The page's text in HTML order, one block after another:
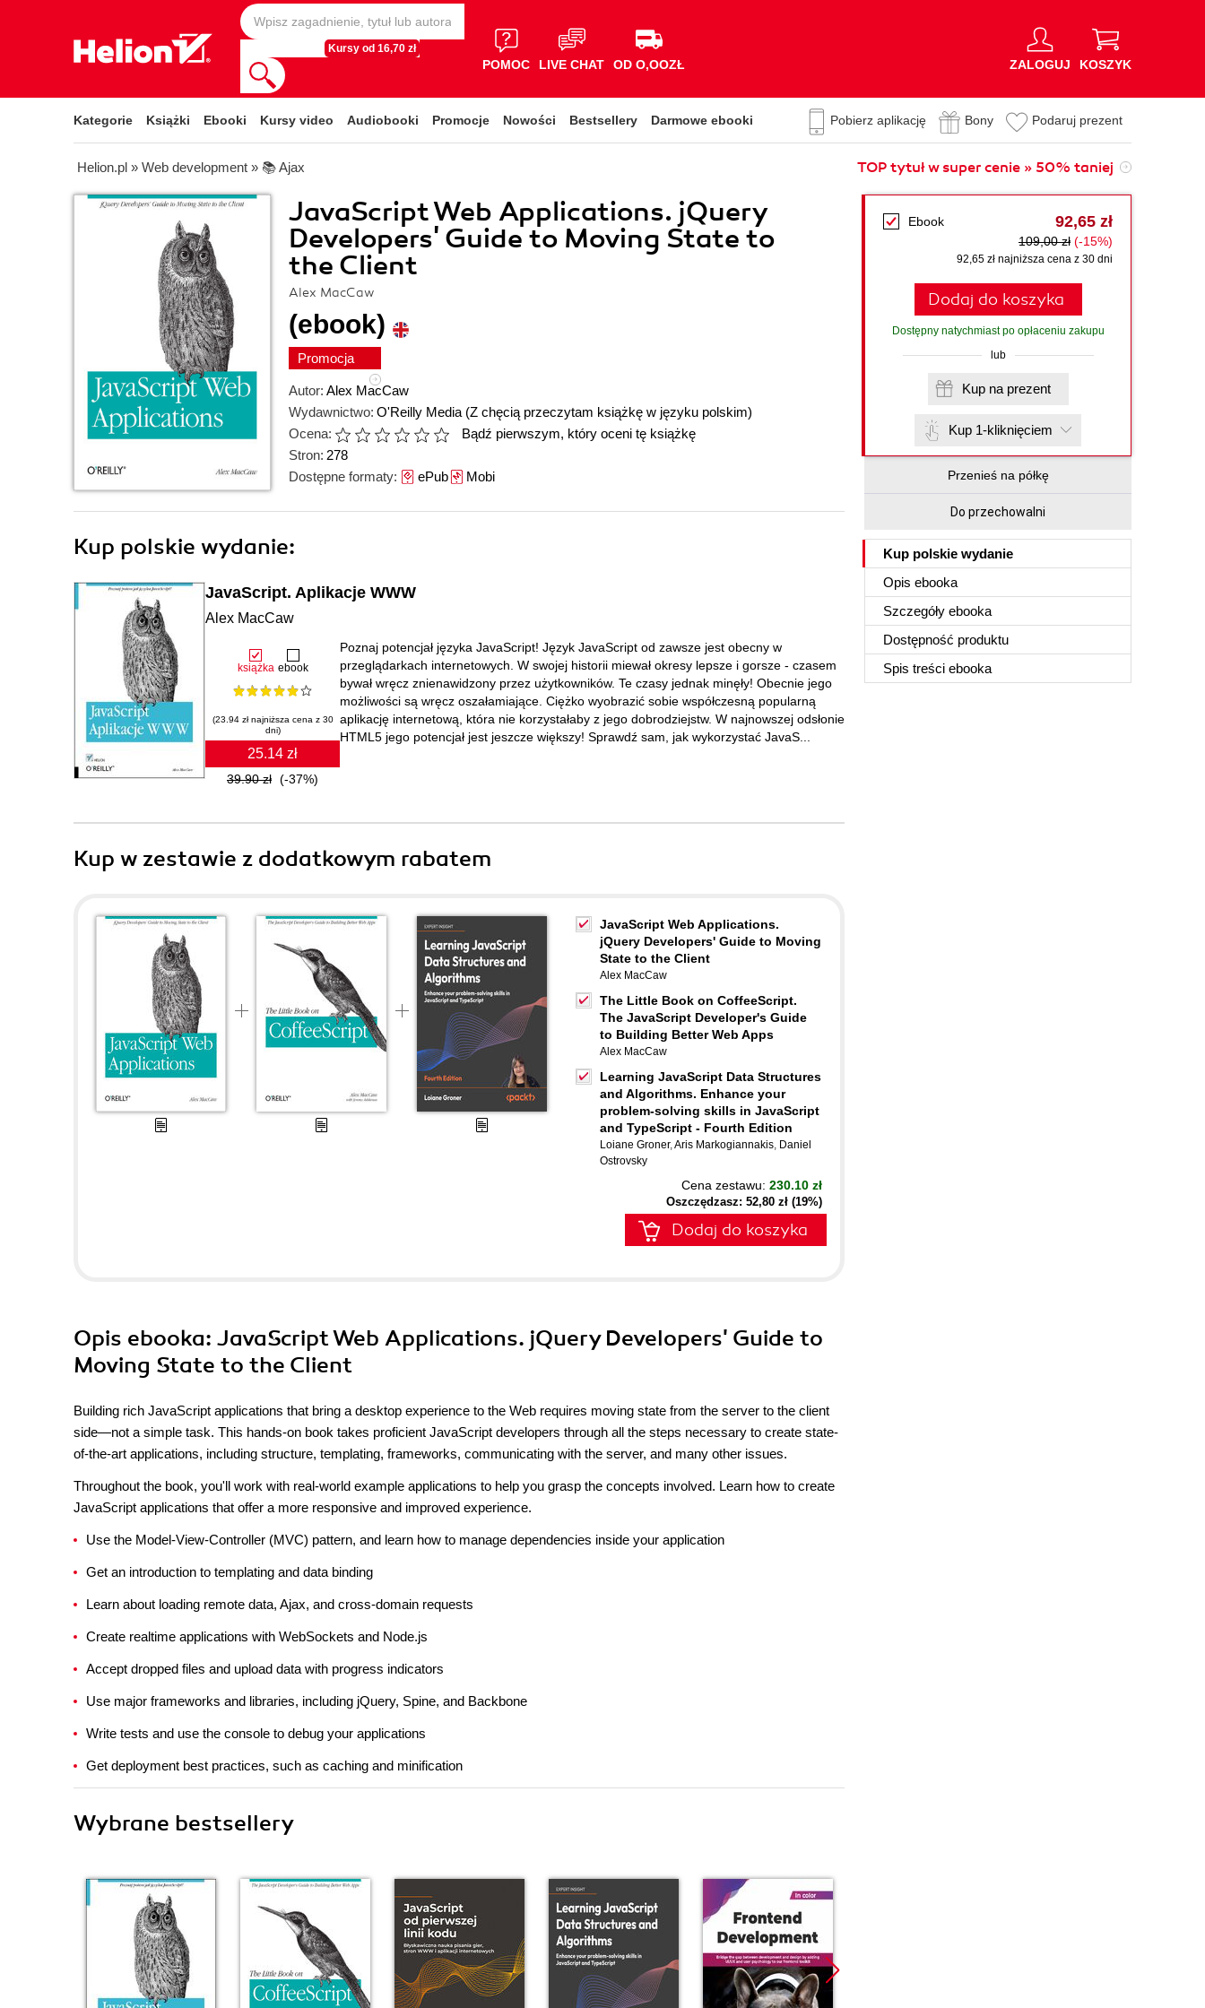
Kursy od 16,70 zł
POMOC LIVE CHAT OD O,OOZŁ ZALOGUJ KOSZYK
Kategorie Książki Ebooki Kursy video Audiobooki Promocje Nowości Bestsellery Darmowe ebooki Pobierz aplikację Bony Podaruj prezent
Helion.pl » Web development » 📚 Ajax TOP tytuł w super cenie » 50% taniej
JavaScript Web Applications. jQuery
Developers' Guide to Moving State to
the Client
Alex MacCaw
(ebook)
Promocja
Autor: Alex MacCaw
Wydawnictwo: O'Reilly Media (Z chęcią przeczytam książkę w języku polskim)
Ocena:
Bądź pierwszym, który oceni tę książkę
Stron: 278
Dostępne formaty: ePubMobi
Ebook 92,65 zł
109,00 zł (-15%)
92,65 zł najniższa cena z 30 dni
Dodaj do koszyka
Dostępny natychmiast po opłaceniu zakupu
lub
Kup na prezent
Kup 1-kliknięciem
Przenieś na półkę
Do przechowalni
Kup polskie wydanie
Opis ebooka
Szczegóły ebooka
Dostępność produktu
Spis treści ebooka
Kup polskie wydanie:
JavaScript. Aplikacje WWW
Alex MacCaw
książka ebook
(23.94 zł najniższa cena z 30
dni)
25.14 zł
39.90 zł (-37%)
Poznaj potencjał języka JavaScript! Język JavaScript od zawsze jest obecny w
przeglądarkach internetowych. W swojej historii miewał okresy lepsze i gorsze - czasem
bywał wręcz znienawidzony przez użytkowników. Te czasy jednak minęły! Obecnie jego
możliwości są wręcz oszałamiające. Ciężko wyobrazić sobie współczesną popularną
aplikację internetową, która nie korzystałaby z jego dobrodziejstw. W najnowszej odsłonie
HTML5 jego potencjał jest jeszcze większy! Sprawdź sam, jak wykorzystać JavaS...
Kup w zestawie z dodatkowym rabatem
JavaScript Web Applications.
jQuery Developers' Guide to Moving
State to the Client
Alex MacCaw
The Little Book on CoffeeScript.
The JavaScript Developer's Guide
to Building Better Web Apps
Alex MacCaw
Learning JavaScript Data Structures
and Algorithms. Enhance your
problem-solving skills in JavaScript
and TypeScript - Fourth Edition
Loiane Groner,Aris Markogiannakis, Daniel
Ostrovsky
Cena zestawu: 230.10 zł
Oszczędzasz: 52,80 zł (19%)
Dodaj do koszyka
Opis ebooka: JavaScript Web Applications. jQuery Developers' Guide to
Moving State to the Client
Building rich JavaScript applications that bring a desktop experience to the Web requires moving state from the server to the client
side—not a simple task. This hands-on book takes proficient JavaScript developers through all the steps necessary to create state-
of-the-art applications, including structure, templating, frameworks, communicating with the server, and many other issues.
Throughout the book, you'll work with real-world example applications to help you grasp the concepts involved. Learn how to create
JavaScript applications that offer a more responsive and improved experience.
Use the Model-View-Controller (MVC) pattern, and learn how to manage dependencies inside your application
Get an introduction to templating and data binding
Learn about loading remote data, Ajax, and cross-domain requests
Create realtime applications with WebSockets and Node.js
Accept dropped files and upload data with progress indicators
Use major frameworks and libraries, including jQuery, Spine, and Backbone
Write tests and use the console to debug your applications
Get deployment best practices, such as caching and minification
Wybrane bestsellery